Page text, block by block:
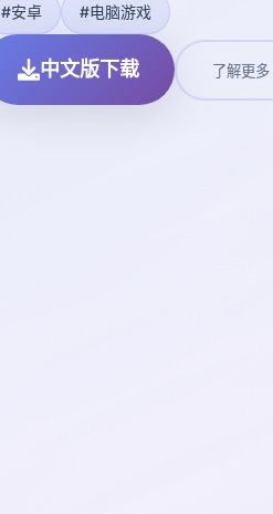
#安卓 #电脑游戏
中文版下载 了解更多